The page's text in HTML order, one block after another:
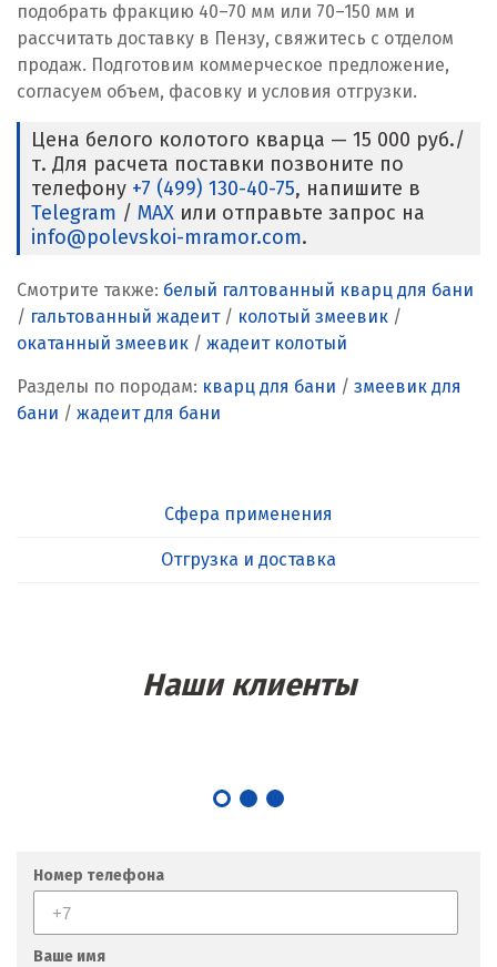
подобрать фракцию 40–70 мм или 70–150 мм и
рассчитать доставку в Пензу, свяжитесь с отделом
продаж. Подготовим коммерческое предложение,
согласуем объем, фасовку и условия отгрузки.
Цена белого колотого кварца — 15 000 руб./
т. Для расчета поставки позвоните по
телефону +7 (499) 130-40-75, напишите в
Telegram / MAX или отправьте запрос на
info@polevskoi-mramor.com.
Смотрите также: белый галтованный кварц для бани
/ гальтованный жадеит/ колотый змеевик /
окатанный змеевик / жадеит колотый
Разделы по породам: кварц для бани / змеевик для
бани / жадеит для бани
Сфера применения
Отгрузка и доставка
Наши клиенты
Номер телефона
Ваше имя